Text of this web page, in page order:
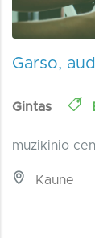
Garso,
Gintas
muzikinio
Kaune